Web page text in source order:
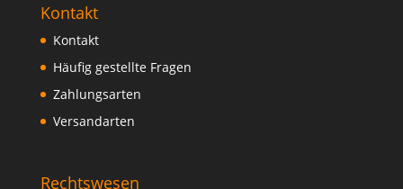
Kontakt
Kontakt
Häufig gestellte Fragen
Zahlungsarten
Versandarten
Rechtswesen